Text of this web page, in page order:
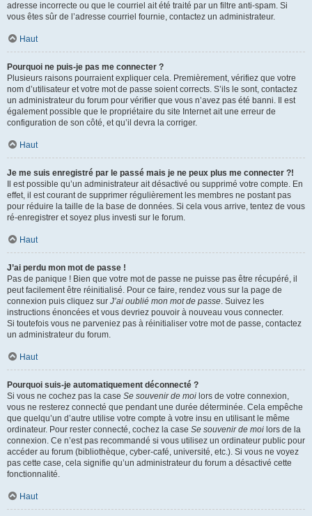
adresse incorrecte ou que le courriel ait été traité par un filtre anti-spam. Si
vous êtes sûr de l’adresse courriel fournie, contactez un administrateur.
Haut
Pourquoi ne puis-je pas me connecter ?
Plusieurs raisons pourraient expliquer cela. Premièrement, vérifiez que votre
nom d’utilisateur et votre mot de passe soient corrects. S’ils le sont, contactez
un administrateur du forum pour vérifier que vous n’avez pas été banni. Il est
également possible que le propriétaire du site Internet ait une erreur de
configuration de son côté, et qu’il devra la corriger.
Haut
Je me suis enregistré par le passé mais je ne peux plus me connecter ?!
Il est possible qu’un administrateur ait désactivé ou supprimé votre compte. En
effet, il est courant de supprimer régulièrement les membres ne postant pas
pour réduire la taille de la base de données. Si cela vous arrive, tentez de vous
ré-enregistrer et soyez plus investi sur le forum.
Haut
J’ai perdu mon mot de passe !
Pas de panique ! Bien que votre mot de passe ne puisse pas être récupéré, il
peut facilement être réinitialisé. Pour ce faire, rendez vous sur la page de
connexion puis cliquez sur J’ai oublié mon mot de passe. Suivez les
instructions énoncées et vous devriez pouvoir à nouveau vous connecter.
Si toutefois vous ne parveniez pas à réinitialiser votre mot de passe, contactez
un administrateur du forum.
Haut
Pourquoi suis-je automatiquement déconnecté ?
Si vous ne cochez pas la case Se souvenir de moi lors de votre connexion,
vous ne resterez connecté que pendant une durée déterminée. Cela empêche
que quelqu’un d’autre utilise votre compte à votre insu en utilisant le même
ordinateur. Pour rester connecté, cochez la case Se souvenir de moi lors de la
connexion. Ce n’est pas recommandé si vous utilisez un ordinateur public pour
accéder au forum (bibliothèque, cyber-café, université, etc.). Si vous ne voyez
pas cette case, cela signifie qu’un administrateur du forum a désactivé cette
fonctionnalité.
Haut